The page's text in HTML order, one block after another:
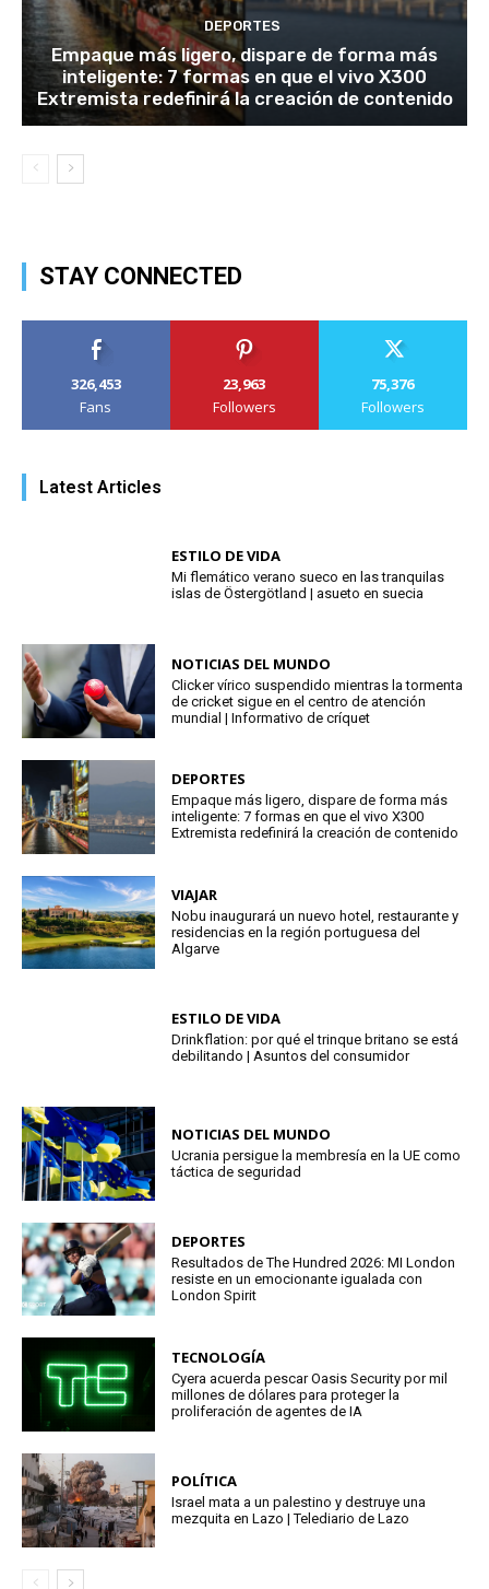
DEPORTES
Empaque más ligero, dispare de forma más
inteligente: 7 formas en que el vivo X300
Extremista redefinirá la creación de contenido
STAY CONNECTED
326,453
Fans
23,963
Followers
75,376
Followers
Latest Articles
ESTILO DE VIDA
Mi flemático verano sueco en las tranquilas
islas de Östergötland | asueto en suecia
NOTICIAS DEL MUNDO
Clicker vírico suspendido mientras la tormenta
de cricket sigue en el centro de atención
mundial | Informativo de críquet
DEPORTES
Empaque más ligero, dispare de forma más
inteligente: 7 formas en que el vivo X300
Extremista redefinirá la creación de contenido
VIAJAR
Nobu inaugurará un nuevo hotel, restaurante y
residencias en la región portuguesa del
Algarve
ESTILO DE VIDA
Drinkflation: por qué el trinque britano se está
debilitando | Asuntos del consumidor
NOTICIAS DEL MUNDO
Ucrania persigue la membresía en la UE como
táctica de seguridad
DEPORTES
Resultados de The Hundred 2026: MI London
resiste en un emocionante igualada con
London Spirit
TECNOLOGÍA
Cyera acuerda pescar Oasis Security por mil
millones de dólares para proteger la
proliferación de agentes de IA
POLÍTICA
Israel mata a un palestino y destruye una
mezquita en Lazo | Telediario de Lazo